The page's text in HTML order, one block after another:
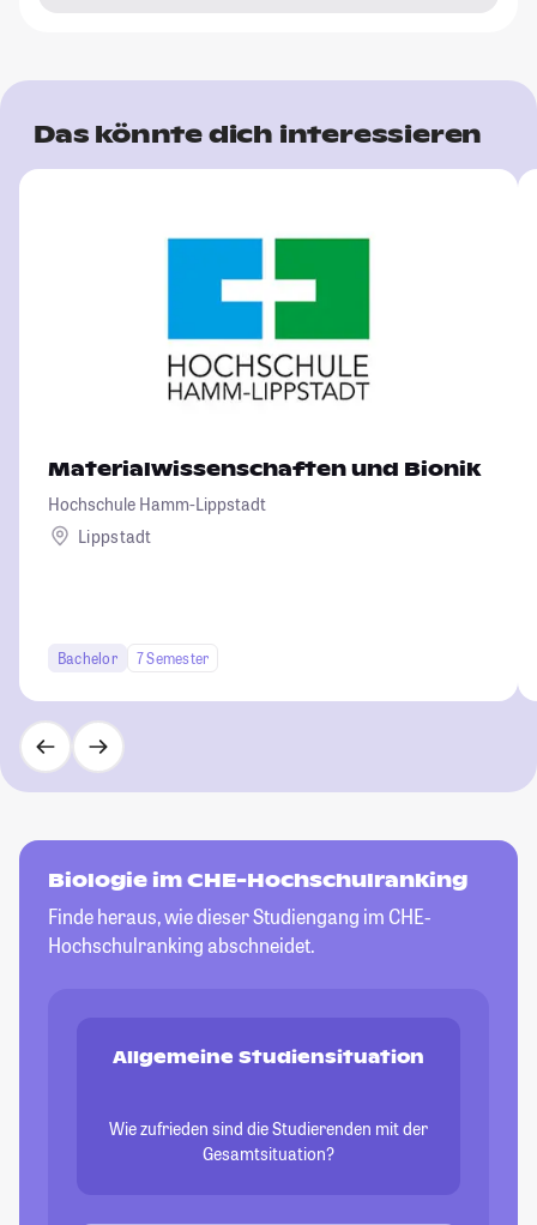
Das könnte dich interessieren
Materialwissenschaften und Bionik
Hochschule Hamm-Lippstadt
Lippstadt
Bachelor 7 Semester
Biologie im CHE-Hochschulranking
Finde heraus, wie dieser Studiengang im CHE-
Hochschulranking abschneidet.
Allgemeine Studiensituation
Wie zufrieden sind die Studierenden mit der
Gesamtsituation?